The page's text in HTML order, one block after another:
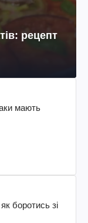
рецепт
мають
боротись зі